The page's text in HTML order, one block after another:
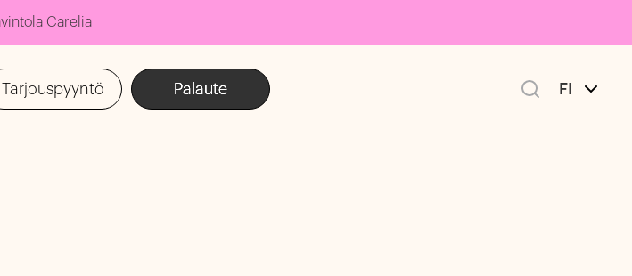
Carelia
Tarjouspyyntö Palaute FI